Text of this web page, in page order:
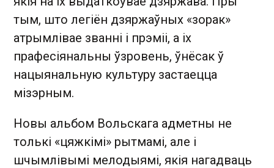
тым, што легіён дзяржаўных «зорак»
атрымлівае званні і прэміі, а іх
прафесіянальны ўзровень, ўнёсак ў
нацыянальную культуру застаецца
мізэрным.
Новы альбом Вольскага адметны не
толькі «цяжкімі» рытмамі, але і
шчымлівымі мелодыямі, якія нагадваць